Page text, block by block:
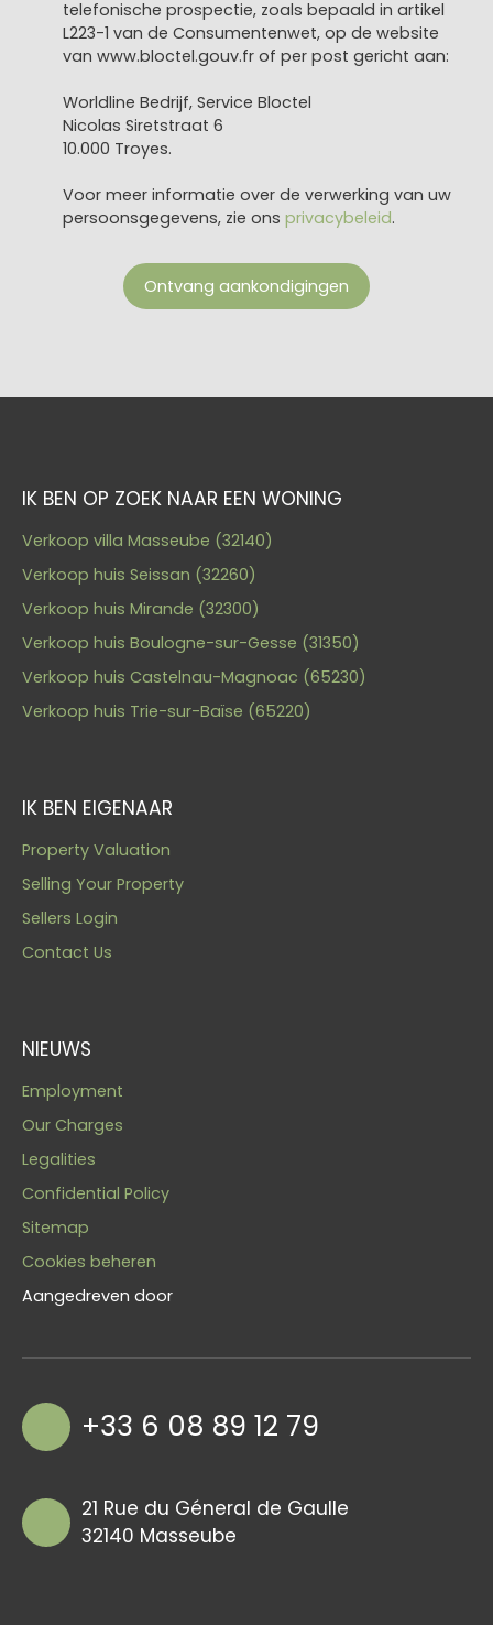
telefonische prospectie, zoals bepaald in artikel
L223-1 van de Consumentenwet, op de website
van www.bloctel.gouv.fr of per post gericht aan:
Worldline Bedrijf, Service Bloctel
Nicolas Siretstraat 6
10.000 Troyes.
Voor meer informatie over de verwerking van uw
persoonsgegevens, zie ons privacybeleid.
Ontvang aankondigingen
IK BEN OP ZOEK NAAR EEN WONING
Verkoop villa Masseube (32140)
Verkoop huis Seissan (32260)
Verkoop huis Mirande (32300)
Verkoop huis Boulogne-sur-Gesse (31350)
Verkoop huis Castelnau-Magnoac (65230)
Verkoop huis Trie-sur-Baïse (65220)
IK BEN EIGENAAR
Property Valuation
Selling Your Property
Sellers Login
Contact Us
NIEUWS
Employment
Our Charges
Legalities
Confidential Policy
Sitemap
Cookies beheren
Aangedreven door
+33 6 08 89 12 79
21 Rue du Géneral de Gaulle
32140 Masseube